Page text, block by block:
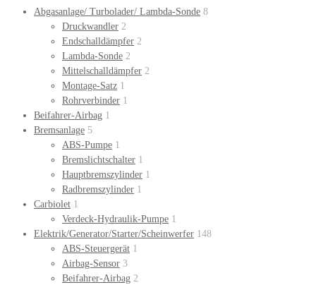
Abgasanlage/ Turbolader/ Lambda-Sonde 8
Druckwandler 2
Endschalldämpfer 2
Lambda-Sonde 2
Mittelschalldämpfer 2
Montage-Satz 1
Rohrverbinder 1
Beifahrer-Airbag 1
Bremsanlage 5
ABS-Pumpe 1
Bremslichtschalter 1
Hauptbremszylinder 1
Radbremszylinder 1
Carbiolet 1
Verdeck-Hydraulik-Pumpe 1
Elektrik/Generator/Starter/Scheinwerfer 148
ABS-Steuergerät 1
Airbag-Sensor 3
Beifahrer-Airbag 2